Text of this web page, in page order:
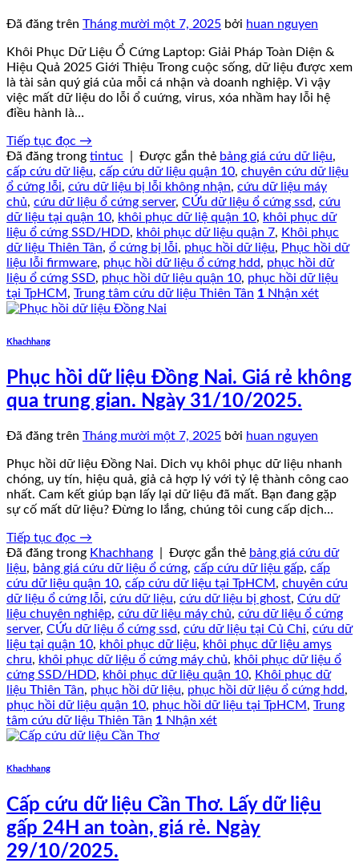
Đã đăng trên Tháng mười một 7, 2025 bởi huan nguyen
Khôi Phục Dữ Liệu Ổ Cứng Laptop: Giải Pháp Toàn Diện &
Hiệu Quả 2025 Giới Thiệu Trong cuộc sống, dữ liệu được xem
là tài sản quý giá của mỗi cá nhận và doanh nghiệp. Vì vậy
việc mất dữ liệu do lỗi ổ cuứng, virus, xóa nhầm hay lỗi hệ
điều hành là…
Tiếp tục đọc →
Đã đăng trong tintuc Được gắn thẻ bảng giá cứu dữ liệu,
cấp cứu dữ liệu, cấp cứu dữ liệu quận 10, chuyên cứu dữ liệu
ổ cứng lỗi, cứu dữ liệu bị lỗi không nhận, cứu dữ liệu máy
chủ, cứu dữ liệu ổ cứng server, CỨu dữ liệu ổ cứng ssd, cứu
dữ liệu tại quận 10, khôi phục dữ liệ quận 10, khôi phục dữ
liệu ổ cứng SSD/HDD, khôi phục dữ liệu quận 7, Khôi phục
dữ liệu Thiên Tân, ổ cứng bị lỗi, phục hồi dữ liệu, Phục hồi dữ
liệu lỗi firmware, phục hồi dữ liệu ổ cứng hdd, phục hồi dữ
liệu ổ cứng SSD, phục hồi dữ liệu quận 10, phục hồi dữ liệu
tại TpHCM, Trung tâm cứu dữ liệu Thiên Tân 1 Nhận xét
Khachhang
Phục hồi dữ liệu Đồng Nai. Giá rẻ không
qua trung gian. Ngày 31/10/2025.
Đã đăng trên Tháng mười một 7, 2025 bởi huan nguyen
Phục hồi dữ liệu Đồng Nai. Dich vụ khôi phục dữ liệu nhanh
chóng, uy tín, hiệu quả, giả cả hợp lý với tỷ lệ thành công cao
nhất. Cam kết giúp bạn lấy lại dữ liệu đã mất. Bạn đang gặp
sự cố mất dữ liệu? Đừng lo lắng, chúng tôi cung cấp dịch…
Tiếp tục đọc →
Đã đăng trong Khachhang Được gắn thẻ bảng giá cứu dữ
liệu, bảng giá cứu dữ liệu ổ cứng, cấp cứu dữ liệu gấp, cấp
cứu dữ liệu quận 10, cấp cứu dữ liệu tại TpHCM , chuyên cứu
dữ liệu ổ cứng lỗi, cứu dữ liệu, cứu dữ liệu bị ghost, Cứu dữ
liệu chuyên nghiệp, cứu dữ liệu máy chủ, cứu dữ liệu ổ cứng
server, CỨu dữ liệu ổ cứng ssd, cứu dữ liệu tại Củ Chi, cứu dữ
liệu tại quận 10, khôi phục dữ liệu, khôi phục dữ liệu amys
chru, khôi phục dữ liệu ổ cứng máy chủ, khôi phục dữ liệu ổ
cứng SSD/HDD, khôi phục dữ liệu quận 10, Khôi phục dữ
liệu Thiên Tân, phục hồi dữ liệu, phục hồi dữ liệu ổ cứng hdd,
phục hồi dữ liệu quận 10, phục hồi dữ liệu tại TpHCM , Trung
tâm cứu dữ liệu Thiên Tân 1 Nhận xét
Khachhang
Cấp cứu dữ liệu Cần Thơ. Lấy dữ liệu
gấp 24H an toàn, giá rẻ. Ngày
29/10/2025.